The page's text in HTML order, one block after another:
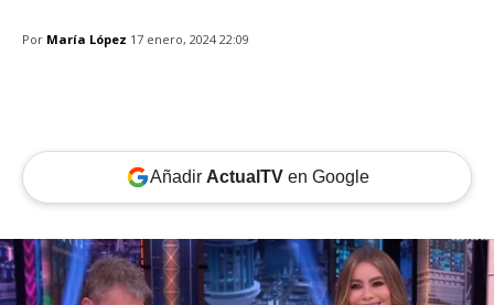
Por María López 17 enero, 2024 22:09
Añadir ActualTVen Google